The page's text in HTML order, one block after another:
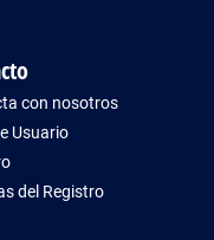
con nosotros
Usuario
del Registro